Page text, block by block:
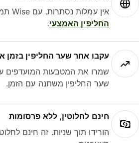
אין עמלות נסתרות. עם Wise תמיד תקבלו את
החליפין האמצעי.
עקבו אחר שער החליפין בזמן
שמרו את המטבעות המועדפים
שער החליפין משתנה עם הזמן.
חינם לחלוטין, ללא פרסומות
הורידו תוך שניות. זה חינם